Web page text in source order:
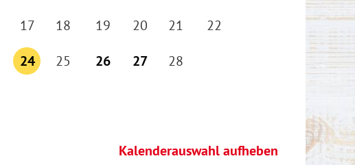
17 18 19 20 21
22
24 25 26 27 28
Kalenderauswahl aufheben